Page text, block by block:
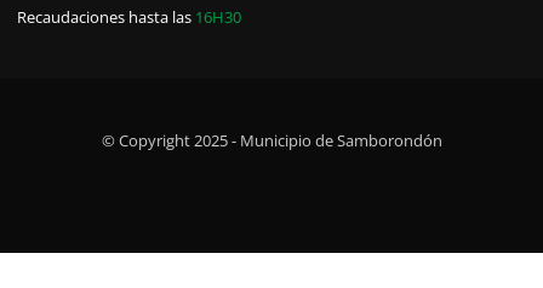
Recaudaciones hasta las 16H30
© Copyright 2025 - Municipio de Samborondón